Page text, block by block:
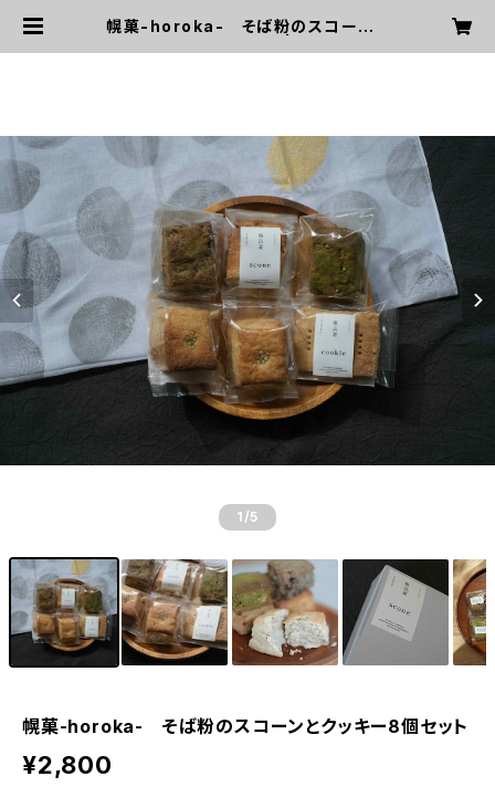
幌菓-horoka- そば粉のスコーンと
1 /5
幌菓-horoka- そば粉のスコーンとクッキー8個セット
¥2,800